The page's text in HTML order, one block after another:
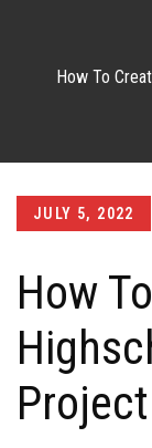
How To
Posted
JULY 5, 2022
How
Project